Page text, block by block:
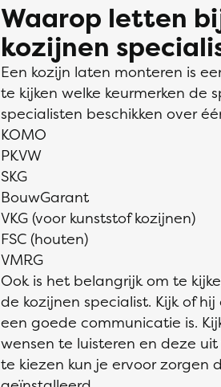
Waarop letten
kozijnen
Een kozijn laten monteren is
te kijken welke keurmerken de
specialisten beschikken over
KOMO
PKVW
SKG
BouwGarant
VKG (voor kunststof kozijnen)
FSC (houten)
VMRG
Ook is het belangrijk om te
de kozijnen specialist. Kijk of
een goede communicatie is.
wensen te luisteren en deze
te kiezen kun je ervoor zorgen